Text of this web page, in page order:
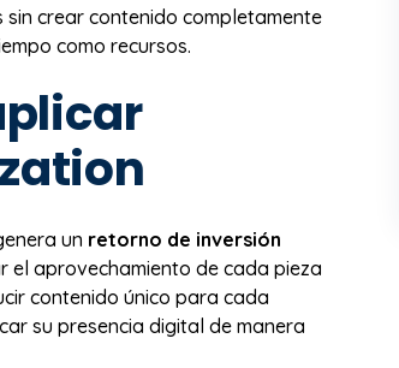
crear contenido completamente
como recursos.
un retorno de inversión
el aprovechamiento de cada pieza
contenido único para cada
su presencia digital de manera